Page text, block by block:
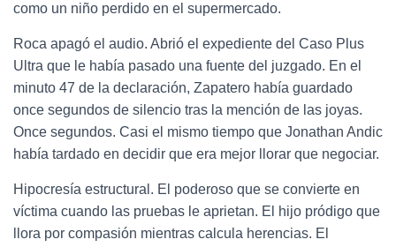
como un niño perdido en el supermercado.
Roca apagó el audio. Abrió el expediente del Caso Plus
Ultra que le había pasado una fuente del juzgado. En el
minuto 47 de la declaración, Zapatero había guardado
once segundos de silencio tras la mención de las joyas.
Once segundos. Casi el mismo tiempo que Jonathan Andic
había tardado en decidir que era mejor llorar que negociar.
Hipocresía estructural. El poderoso que se convierte en
víctima cuando las pruebas le aprietan. El hijo pródigo que
llora por compasión mientras calcula herencias. El